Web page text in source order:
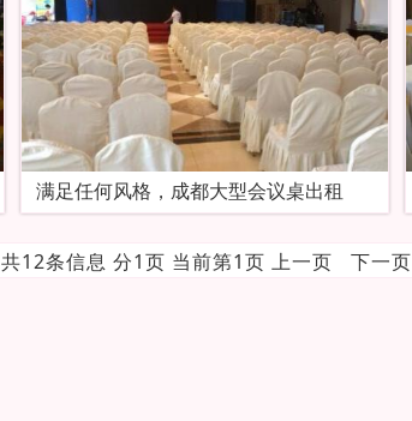
满足任何风格，成都大型会议桌出租
共12条信息 分1页 当前第1页 上一页 下一页